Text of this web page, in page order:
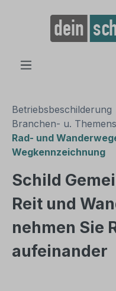
springen
Betriebsbeschilderung
Branchen- u.
Rad- und
Wegkennzeichnung
Schild
Reit und
nehmen Sie
aufeinander